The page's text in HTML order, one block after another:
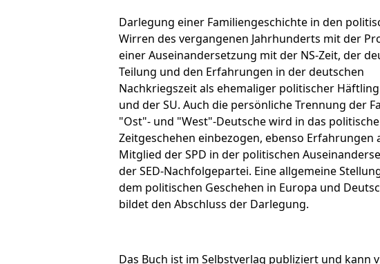
Darlegung einer Familiengeschichte in den
Wirren des vergangenen Jahrhunderts mit der
einer Auseinandersetzung mit der NS-Zeit, der
Teilung und den Erfahrungen in der deutschen
Nachkriegszeit als ehemaliger politischer
und der SU. Auch die persönliche Trennung der
"Ost"- und "West"-Deutsche wird in das politische
Zeitgeschehen einbezogen, ebenso Erfahrungen
Mitglied der SPD in der politischen
der SED-Nachfolgepartei. Eine allgemeine
dem politischen Geschehen in Europa und
bildet den Abschluss der Darlegung.
Das Buch ist im Selbstverlag publiziert und kann